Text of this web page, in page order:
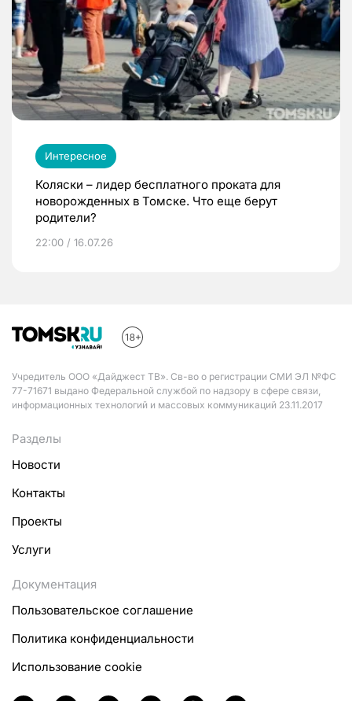
Интересное
Коляски – лидер бесплатного проката для
новорожденных в Томске. Что еще берут
родители?
22:00 / 16.07.26
Учредитель ООО «Дайджест ТВ». Св-во о регистрации СМИ ЭЛ №ФС
77-71671 выдано Федеральной службой по надзору в сфере связи,
информационных технологий и массовых коммуникаций 23.11.2017
Разделы
Новости
Контакты
Проекты
Услуги
Документация
Пользовательское соглашение
Политика конфиденциальности
Использование cookie